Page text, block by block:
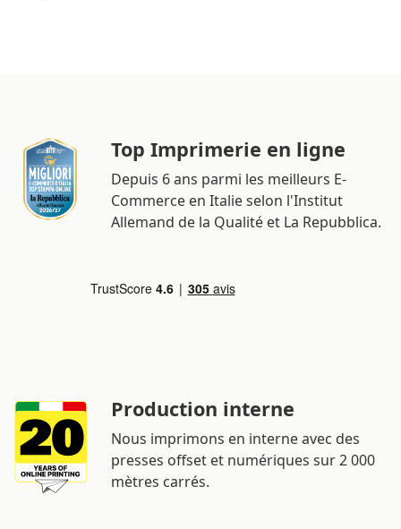
Top Imprimerie en ligne
Depuis 6 ans parmi les meilleurs E-
Commerce en Italie selon l'Institut
Allemand de la Qualité et La Repubblica.
Production interne
Nous imprimons en interne avec des
presses offset et numériques sur 2 000
mètres carrés.